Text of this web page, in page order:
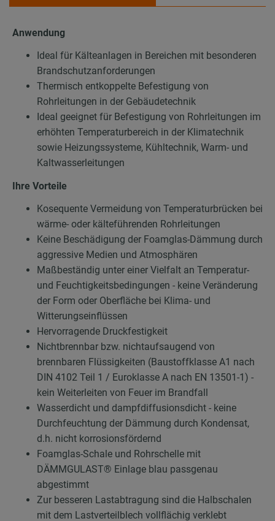
Anwendung
Ideal für Kälteanlagen in Bereichen mit besonderen
Brandschutzanforderungen
Thermisch entkoppelte Befestigung von
Rohrleitungen in der Gebäudetechnik
Ideal geeignet für Befestigung von Rohrleitungen im
erhöhten Temperaturbereich in der Klimatechnik
sowie Heizungssysteme, Kühltechnik, Warm- und
Kaltwasserleitungen
Ihre Vorteile
Kosequente Vermeidung von Temperaturbrücken bei
wärme- oder kälteführenden Rohrleitungen
Keine Beschädigung der Foamglas-Dämmung durch
aggressive Medien und Atmosphären
Maßbeständig unter einer Vielfalt an Temperatur-
und Feuchtigkeitsbedingungen - keine Veränderung
der Form oder Oberfläche bei Klima- und
Witterungseinflüssen
Hervorragende Druckfestigkeit
Nichtbrennbar bzw. nichtaufsaugend von
brennbaren Flüssigkeiten (Baustoffklasse A1 nach
DIN 4102 Teil 1 / Euroklasse A nach EN 13501-1) -
kein Weiterleiten von Feuer im Brandfall
Wasserdicht und dampfdiffusionsdicht - keine
Durchfeuchtung der Dämmung durch Kondensat,
d.h. nicht korrosionsfördernd
Foamglas-Schale und Rohrschelle mit
DÄMMGULAST® Einlage blau passgenau
abgestimmt
Zur besseren Lastabtragung sind die Halbschalen
mit dem Lastverteilblech vollflächig verklebt